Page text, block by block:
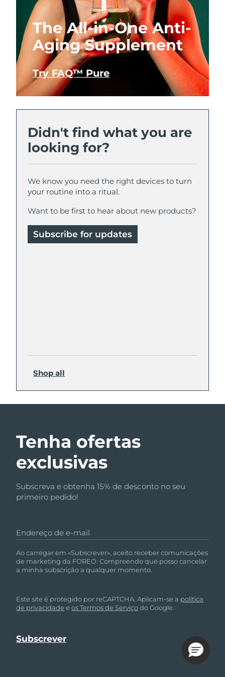
The All-in-One Anti-
Aging Supplement
Try FAQ™ Pure
Didn't find what you are
looking for?
We know you need the right devices to turn
your routine into a ritual.
Want to be first to hear about new products?
Subscribe for updates
Shop all
Tenha ofertas
exclusivas
Subscreva e obtenha 15% de desconto no seu
primeiro pedido!
Endereço de e-mail
Ao carregar em «Subscrever», aceito receber comunicações
de marketing da FOREO. Compreendo que posso cancelar
a minha subscrição a qualquer momento.
Este site é protegido por reCAPTCHA. Aplicam-se a política
de privacidade eos Termos de Serviçodo Google.